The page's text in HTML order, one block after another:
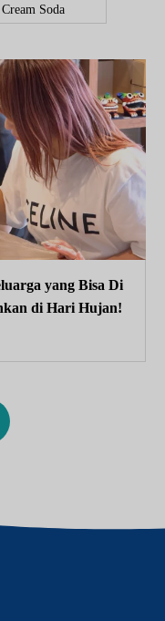
Cream Soda
yang Bisa Di
di Hari Hujan!